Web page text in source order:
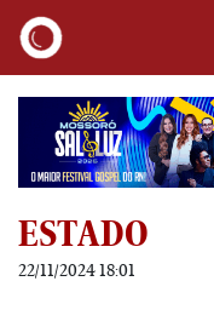
ESTADO
22/11/2024 18:01